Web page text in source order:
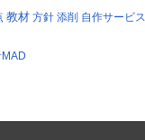
教材 方針 添削 自作サービ